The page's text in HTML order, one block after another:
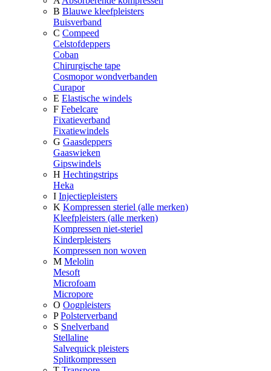
B Blauwe kleefpleisters
Buisverband
C Compeed
Celstofdeppers
Coban
Chirurgische tape
Cosmopor wondverbanden
Curapor
E Elastische windels
F Febelcare
Fixatieverband
Fixatiewindels
G Gaasdeppers
Gaaswieken
Gipswindels
H Hechtingstrips
Heka
I Injectiepleisters
K Kompressen steriel (alle merken)
Kleefpleisters (alle merken)
Kompressen niet-steriel
Kinderpleisters
Kompressen non woven
M Melolin
Mesoft
Microfoam
Micropore
O Oogpleisters
P Polsterverband
S Snelverband
Stellaline
Salvequick pleisters
Splitkompressen